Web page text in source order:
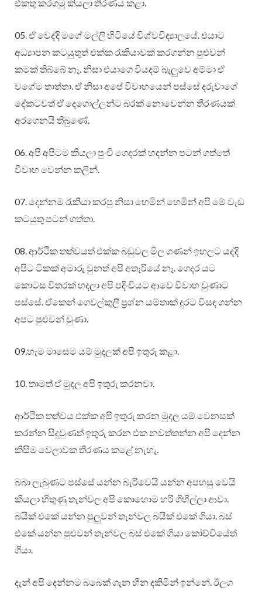
එකතු කරගමු කියලා තීරණය කළා.
05. ඒ වෙද්දි මගේ මල්ලි හිටියේ විශ්වවිද්‍යාලයේ. එයාට
අධ්‍යාපන කටයුතුත් එක්ක රැකියාවක් කරගන්න පුළුවන්
කමක් තිබ්බේ නෑ. නිසා එයාගෙ වියදම් බැලුවෙ අම්මා ඒ
වගේම තාත්තා. ඒ නිසා අපේ විවාහයෙන් පස්සේ දරුවාගේ
දේකටවත් ඒ දෙගොල්ලන්ට බරක් නොවෙන්න තීරණයක්
අරගෙනයි තිබුණේ.
06. අපි අපිටම කියලා පුංචි ගෙදරක් හදන්න පටන් ගත්තේ
විවාහ වෙන්න කලින්.
07. දෙන්නම රැකියා කරපු නිසා හෙමින් හෙමින් අපි මේ වැඩ
කටයුතු පටන් ගත්තා.
08. ආර්ථික තත්වයත් එක්ක බඩුවල මිල ගණන් ඉහලට යද්දි
අපිට ටිකක් අමාරු වුනත් අපි අතෑරියේ නෑ. ගෙදර යට
කොටස විතරක් හදලා අපි පදිංචියට ආවෙ විවාහ වුණාට
පස්සේ. ඒකෙන් ගෙවල්කුලී ප්‍රශ්න යම්තාක් දුරට විසඳ ගන්න
අපට පුළුවන් වුණා.
09.හැම මාසෙම යම් මුදලක් අපි ඉතුරු කළා.
10. තාමත් ඒ මුදල අපි ඉතුරු කරනවා.
ආර්ථික තත්වය එක්ක අපි ඉතුරු කරන මුදල යම් වෙනසක්
කරන්න සිදුවුණත් ඉතුරු කරන එක නවත්තන්න අපි දෙන්න
කිසිම වෙලාවක තීරණය කළේ නැහැ.
බබා ලැබුණට පස්සේ යන්න බැරිවෙයි යන්න අපහසු වෙයි
කියලා හිතුණු තැන්වල අපි කොහොම හරි ගිහිල්ලා ආවා.
බයික් එකේ යන්න පුලුවන් තැන්වල බයික් එකේ ගියා. බස්
එකේ යන්න පුළුවන් තැන්වල බස් එකේ ගියා කෝච්චියේත්
ගියා.
දැන් අපි දෙන්නම බබෙක් ගැන හීන දකිමින් ඉන්නේ. ඊලග